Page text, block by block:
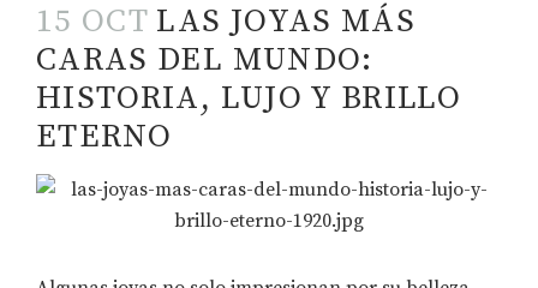
15 OCT LAS JOYAS MÁS
CARAS DEL MUNDO:
HISTORIA, LUJO Y BRILLO
ETERNO